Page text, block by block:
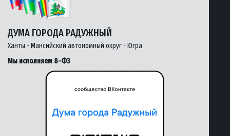
ДУМА ГОРОДА РАДУЖНЫЙ
Ханты - Мансийский автономный округ - Югра
Мы исполняем 8-ФЗ